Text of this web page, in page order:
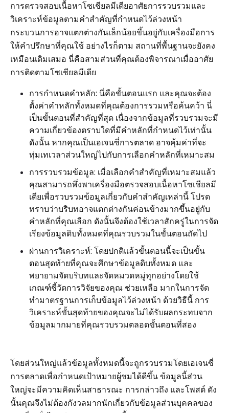
การตรวจสอบเนื้อหาโซเชียลมีเดียอาศัยการรวบรวมและ
วิเคราะห์ข้อมูลตามคำสำคัญที่กำหนดไว้ล่วงหน้า
กระบวนการอาจแตกต่างกันเล็กน้อยขึ้นอยู่กับเครื่องมือการ
ให้คำปรึกษาที่คุณใช้ อย่างไรก็ตาม สถานที่พื้นฐานจะยังคง
เหมือนเดิมเสมอ นี่คือสามส่วนที่คุณต้องพิจารณาเมื่ออาศัย
การติดตามโซเชียลมีเดีย
การกำหนดคำหลัก: นี่คือขั้นตอนแรก และคุณจะต้อง
ตั้งค่าคำหลักทั้งหมดที่คุณต้องการรวมหรือค้นคว้า นี่
เป็นขั้นตอนที่สำคัญที่สุด เนื่องจากข้อมูลที่รวบรวมจะมี
ความเกี่ยวข้องตราบใดที่มีคำหลักที่กำหนดไว้เท่านั้น
ดังนั้น หากคุณเป็นเอเจนซี่การตลาด อาจคุ้มค่าที่จะ
ทุ่มเทเวลาส่วนใหญ่ไปกับการเลือกคำหลักที่เหมาะสม
การรวบรวมข้อมูล: เมื่อเลือกคำสำคัญที่เหมาะสมแล้ว
คุณสามารถพึ่งพาเครื่องมือตรวจสอบเนื้อหาโซเชียลมี
เดียเพื่อรวบรวมข้อมูลเกี่ยวกับคำสำคัญเหล่านี้ โปรด
ทราบว่าบริบทอาจแตกต่างกันค่อนข้างมากขึ้นอยู่กับ
คำหลักที่คุณเลือก ดังนั้นจึงต้องใช้เวลาสักครู่ในการจัด
เรียงข้อมูลดิบทั้งหมดที่คุณรวบรวมในขั้นตอนถัดไป
ผ่านการวิเคราะห์: โดยปกติแล้วขั้นตอนนี้จะเป็นขั้น
ตอนสุดท้ายที่คุณจะศึกษาข้อมูลดิบทั้งหมด และ
พยายามจัดบริบทและจัดหมวดหมู่ทุกอย่างโดยใช้
เกณฑ์ชี้วัดการวิจัยของคุณ ช่วยเหลือ มากในการจัด
ทำมาตรฐานการเก็บข้อมูลไว้ล่วงหน้า ด้วยวิธีนี้ การ
วิเคราะห์ขั้นสุดท้ายของคุณจะไม่ได้รับผลกระทบจาก
ข้อมูลมากมายที่คุณรวบรวมตลอดขั้นตอนที่สอง
โดยส่วนใหญ่แล้วข้อมูลทั้งหมดนี้จะถูกรวบรวมโดยเอเจนซี่
การตลาดเพื่อกำหนดเป้าหมายผู้ชมได้ดีขึ้น ข้อมูลนี้ส่วน
ใหญ่จะมีความคิดเห็นสาธารณะ การกล่าวถึง และโพสต์ ดัง
นั้นคุณจึงไม่ต้องกังวลมากนักเกี่ยวกับข้อมูลส่วนบุคคลของ